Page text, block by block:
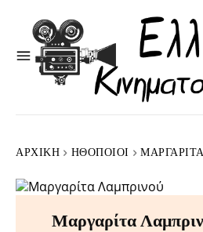
ΑΡΧΙΚΉ HΘΟΠΟΙΟΊ
Μαργαρίτα